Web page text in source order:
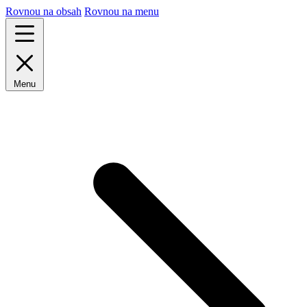
Rovnou na obsah Rovnou na menu
Menu